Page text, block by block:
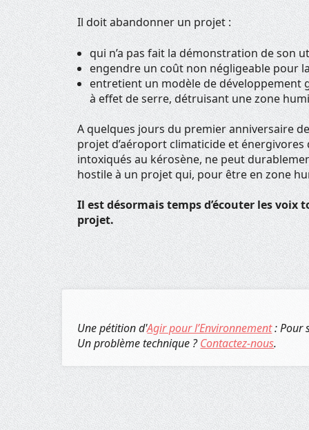
Il doit abandonner un projet :
qui n’a pas fait la démonstration de son
engendre un coût non négligeable pour
entretient un modèle de développement
à effet de serre, détruisant une zone
A quelques jours du premier anniversaire
projet d’aéroport climaticide et énergivores
intoxiqués au kérosène, ne peut
hostile à un projet qui, pour être en zone
Il est désormais temps d’écouter les voix
projet.
Une pétition d'Agir pour l’Environnement: Pour
Un problème technique ?Contactez-nous.